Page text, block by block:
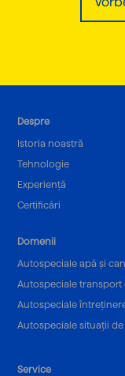
Despre
Istoria noastră
Tehnologie
Experiență
Certificări
Domenii
Autospeciale apă și
Autospeciale transport
Autospeciale
Autospeciale situații
Service